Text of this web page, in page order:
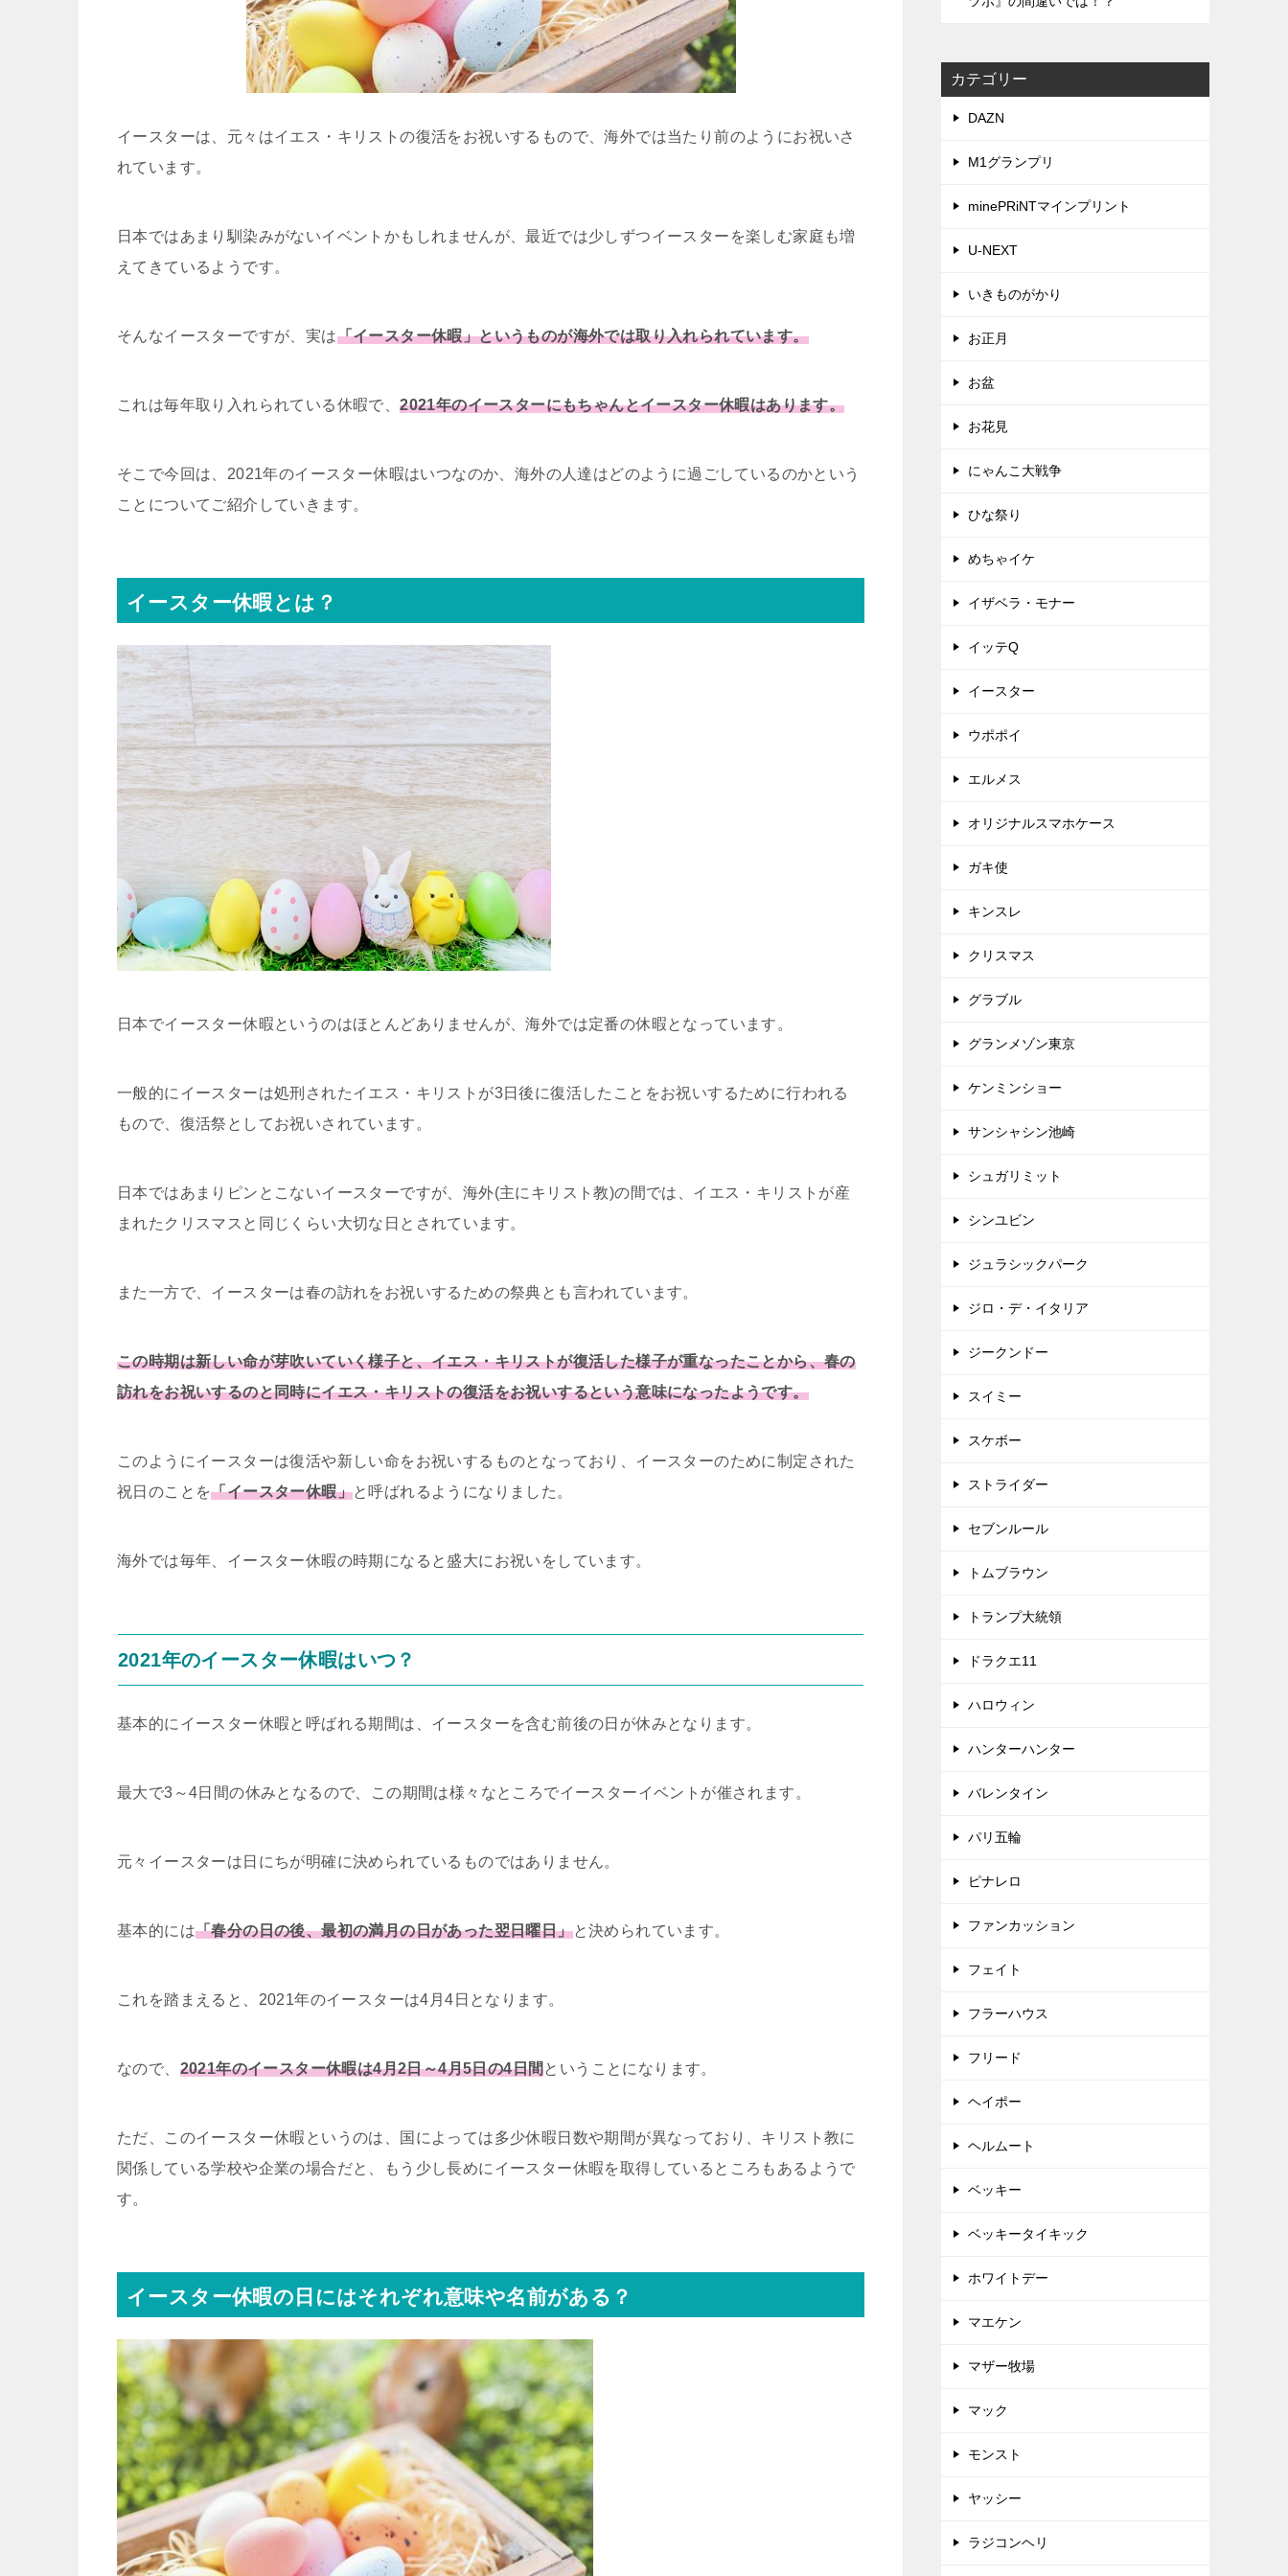
イースターは、元々はイエス・キリストの復活をお祝いするもので、海外では当たり前のようにお祝いさ
れています。
日本ではあまり馴染みがないイベントかもしれませんが、最近では少しずつイースターを楽しむ家庭も増
えてきているようです。
そんなイースターですが、実は「イースター休暇」というものが海外では取り入れられています。
これは毎年取り入れられている休暇で、2021年のイースターにもちゃんとイースター休暇はあります。
そこで今回は、2021年のイースター休暇はいつなのか、海外の人達はどのように過ごしているのかという
ことについてご紹介していきます。
イースター休暇とは？
日本でイースター休暇というのはほとんどありませんが、海外では定番の休暇となっています。
一般的にイースターは処刑されたイエス・キリストが3日後に復活したことをお祝いするために行われる
もので、復活祭としてお祝いされています。
日本ではあまりピンとこないイースターですが、海外(主にキリスト教)の間では、イエス・キリストが産
まれたクリスマスと同じくらい大切な日とされています。
また一方で、イースターは春の訪れをお祝いするための祭典とも言われています。
この時期は新しい命が芽吹いていく様子と、イエス・キリストが復活した様子が重なったことから、春の
訪れをお祝いするのと同時にイエス・キリストの復活をお祝いするという意味になったようです。
このようにイースターは復活や新しい命をお祝いするものとなっており、イースターのために制定された
祝日のことを「イースター休暇」と呼ばれるようになりました。
海外では毎年、イースター休暇の時期になると盛大にお祝いをしています。
2021年のイースター休暇はいつ？
基本的にイースター休暇と呼ばれる期間は、イースターを含む前後の日が休みとなります。
最大で3～4日間の休みとなるので、この期間は様々なところでイースターイベントが催されます。
元々イースターは日にちが明確に決められているものではありません。
基本的には「春分の日の後、最初の満月の日があった翌日曜日」と決められています。
これを踏まえると、2021年のイースターは4月4日となります。
なので、 2021年のイースター休暇は4月2日～4月5日の4日間ということになります。
ただ、このイースター休暇というのは、国によっては多少休暇日数や期間が異なっており、キリスト教に
関係している学校や企業の場合だと、もう少し長めにイースター休暇を取得しているところもあるようで
す。
イースター休暇の日にはそれぞれ意味や名前がある？
カテゴリー
DAZN
M1グランプリ
minePRiNTマインプリント
U-NEXT
いきものがかり
お正月
お盆
お花見
にゃんこ大戦争
ひな祭り
めちゃイケ
イザベラ・モナー
イッテQ
イースター
ウポポイ
エルメス
オリジナルスマホケース
ガキ使
キンスレ
クリスマス
グラブル
グランメゾン東京
ケンミンショー
サンシャシン池崎
シュガリミット
シンユビン
ジュラシックパーク
ジロ・デ・イタリア
ジークンドー
スイミー
スケボー
ストライダー
セブンルール
トムブラウン
トランプ大統領
ドラクエ11
ハロウィン
ハンターハンター
バレンタイン
パリ五輪
ピナレロ
ファンカッション
フェイト
フラーハウス
フリード
ヘイポー
ヘルムート
ベッキー
ベッキータイキック
ホワイトデー
マエケン
マザー牧場
マック
モンスト
ヤッシー
ラジコンヘリ